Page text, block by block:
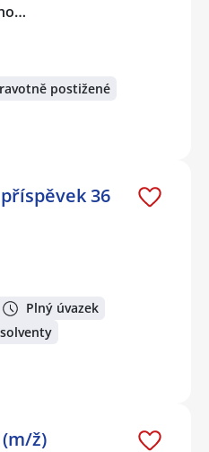
postižené
36
Plný úvazek
ž)